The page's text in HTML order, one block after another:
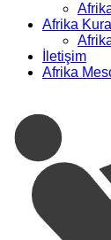
Afrika
İletişim
Afrika